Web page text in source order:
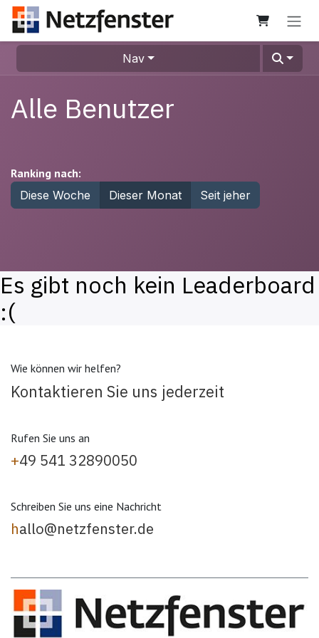
Zum Inhalt springen
Nav
Alle Benutzer
Ranking nach:
Diese Woche
Dieser Monat Seit jeher
Es gibt noch kein Leaderboard
:(
Wie können wir helfen?
Kontaktieren Sie uns jederzeit
Rufen Sie uns an
+49 541 32890050
Schreiben Sie uns eine Nachricht
hallo@netzfenster.de